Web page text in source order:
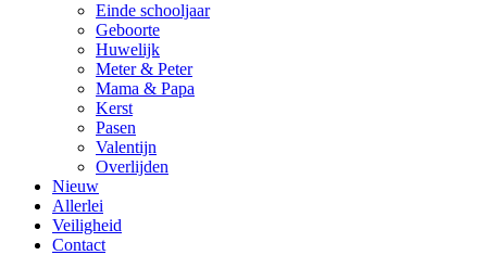
Einde schooljaar
Geboorte
Huwelijk
Meter & Peter
Mama & Papa
Kerst
Pasen
Valentijn
Overlijden
Nieuw
Allerlei
Veiligheid
Contact